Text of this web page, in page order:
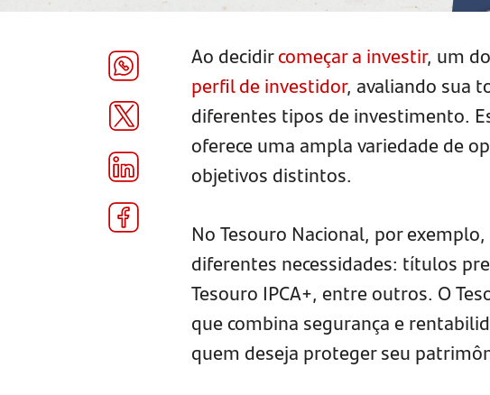
Ao decidircomeçar a investir, um
perfil de investidor, avaliando sua
diferentes tipos de investimento.
oferece uma ampla variedade de
objetivos distintos.
No Tesouro Nacional, por
diferentes necessidades: títulos
Tesouro IPCA+, entre outros. O
que combina segurança e
quem deseja proteger seu